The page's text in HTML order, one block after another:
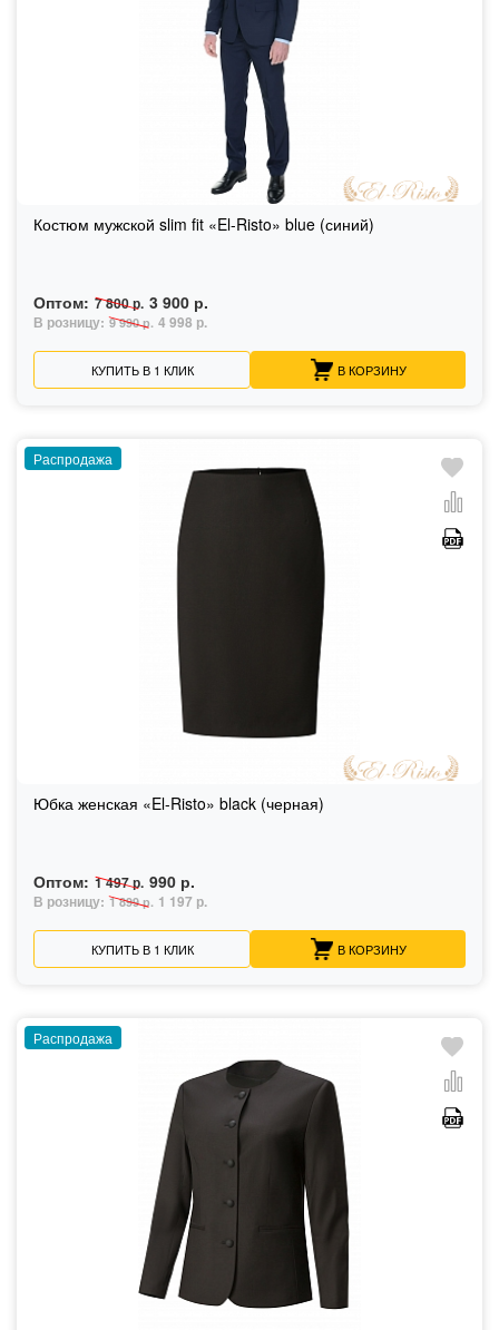
Костюм мужской slim fit «El-Risto» blue (синий)
Оптом: 7 800 р. 3 900 р.
В розницу: 9 990 р. 4 998 р.
КУПИТЬ В 1 КЛИК В КОРЗИНУ
Распродажа
Юбка женская «El-Risto» black (черная)
Оптом: 1 497 р. 990 р.
В розницу: 1 899 р. 1 197 р.
КУПИТЬ В 1 КЛИК В КОРЗИНУ
Распродажа